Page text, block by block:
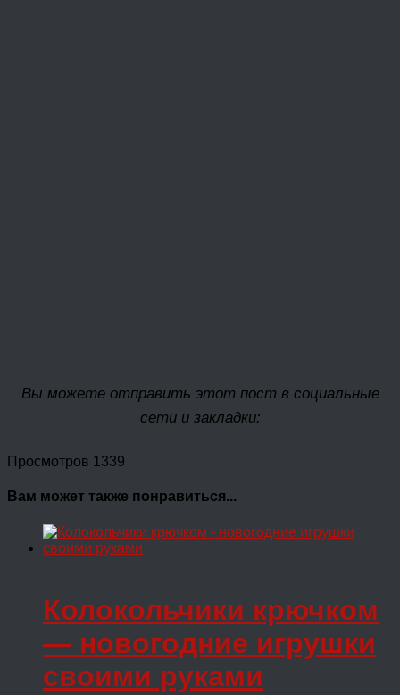
Вы можете отправить этот пост в социальные
сети и закладки:
Просмотров 1339
Вам может также понравиться...
Колокольчики крючком
— новогодние игрушки
своими руками